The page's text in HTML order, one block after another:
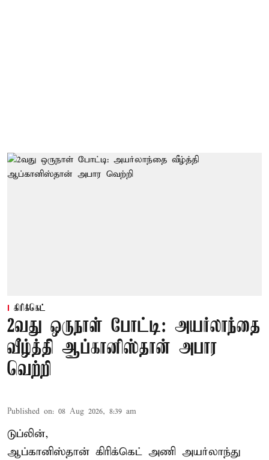
கிரிக்கெட்
2வது ஒருநாள் போட்டி: அயர்லாந்தை
வீழ்த்தி ஆப்கானிஸ்தான் அபார
வெற்றி
Published on: 08 Aug 2026, 8:39 am
டுப்லின்,
ஆப்கானிஸ்தான் கிரிக்கெட் அணி அயர்லாந்து